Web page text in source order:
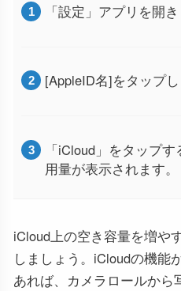
「設定」アプリを開き
[AppleID名]をタップし
「iCloud」をタップ
用量が表示されます。
iCloud上の空き容量を増や
しましょう。iCloudの機能
あれば、カメラロールから